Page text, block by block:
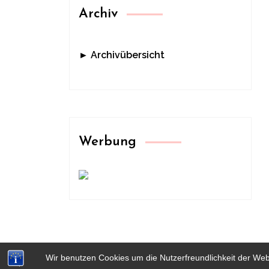
Wir benutzen Cookies um die Nutzerfreundlichkeit der
Archiv
► Archivübersicht
Werbung